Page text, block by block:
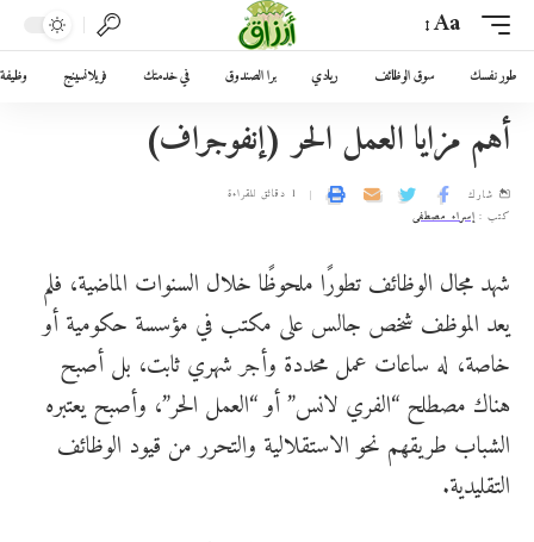
Aa
طور نفسك سوق الوظائف ريادي برا الصندوق في خدمتك فريلانسينج
أهم مزايا العمل الحر (إنفوجراف)
كتب : إسراء مصطفى
شارك 1 دقائق للقراءة
شهد مجال الوظائف تطورًا ملحوظًا خلال السنوات الماضية، فلم
يعد الموظف شخص جالس على مكتب في مؤسسة حكومية أو
خاصة، له ساعات عمل محددة وأجر شهري ثابت، بل أصبح
هناك مصطلح “الفري لانس” أو “العمل الحر”، وأصبح يعتبره
الشباب طريقهم نحو الاستقلالية والتحرر من قيود الوظائف
التقليدية.